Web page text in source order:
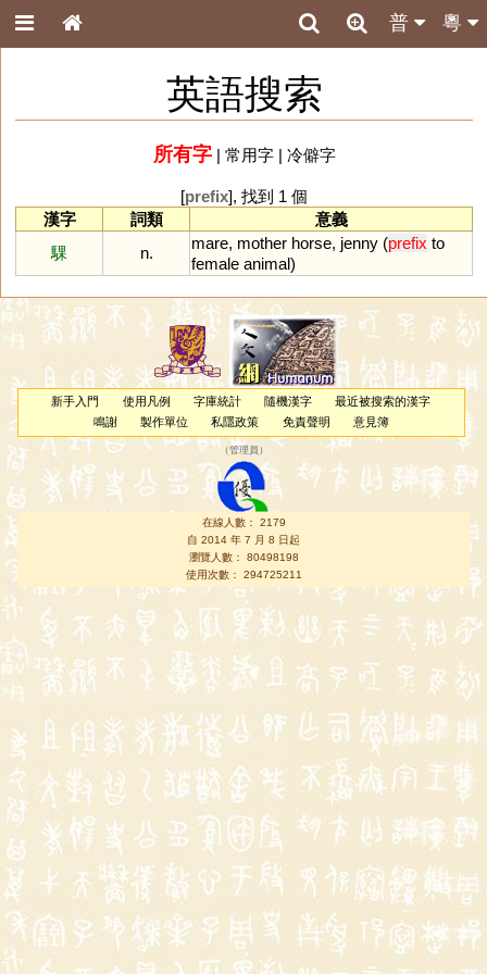
粵
普
英語搜索
所有字| 常用字| 冷僻字
[prefix], 找到 1 個
漢字
詞類
意義
騍
n.
mare, mother horse, jenny (prefix to
female animal)
新手入門 使用凡例 字庫統計 隨機漢字
最近被搜索的漢字
鳴謝
製作單位 私隱政策 免責聲明 意見簿
（管理員 ）
在線人數： 2179
自 2014 年 7 月 8 日起
瀏覽人數： 80498198
使用次數： 294725211